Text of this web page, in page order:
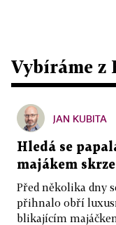
Vybíráme z
JAN KUBITA
Hledá se
majákem
Před několika dny
přihnalo obří
blikajícím